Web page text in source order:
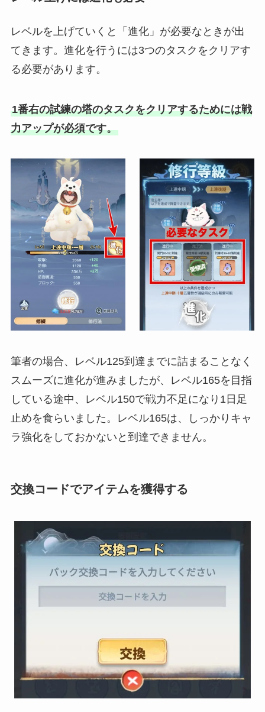
レベルを上げていくと「進化」が必要なときが出
てきます。進化を行うには3つのタスクをクリアす
る必要があります。
1番右の試練の塔のタスクをクリアするためには戦
力アップが必須です。
筆者の場合、レベル125到達までに詰まることなく
スムーズに進化が進みましたが、レベル165を目指
している途中、レベル150で戦力不足になり1日足
止めを食らいました。レベル165は、しっかりキャ
ラ強化をしておかないと到達できません。
交換コードでアイテムを獲得する